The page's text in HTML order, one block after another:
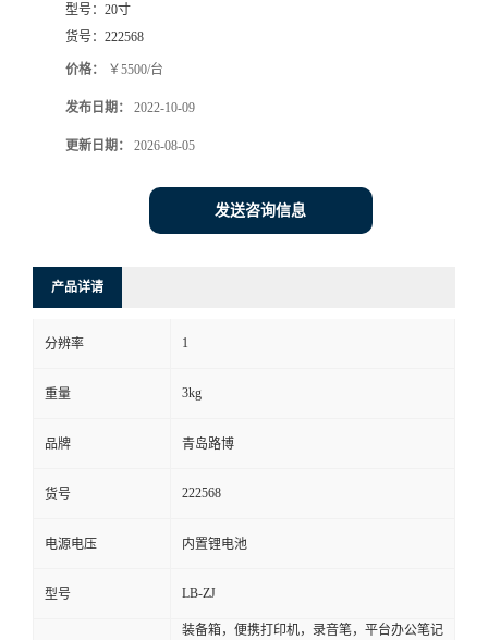
方
式
在
线
留
型号： 20寸
货号： 222568
价格： ￥5500/台
发布日期： 2022-10-09
更新日期： 2026-08-05
发送咨询信息
产品详请
分辨率 1
重量 3kg
品牌 青岛路博
货号 222568
电源电压 内置锂电池
型号 LB-ZJ
装备箱，便携打印机，录音笔，平台办公笔记